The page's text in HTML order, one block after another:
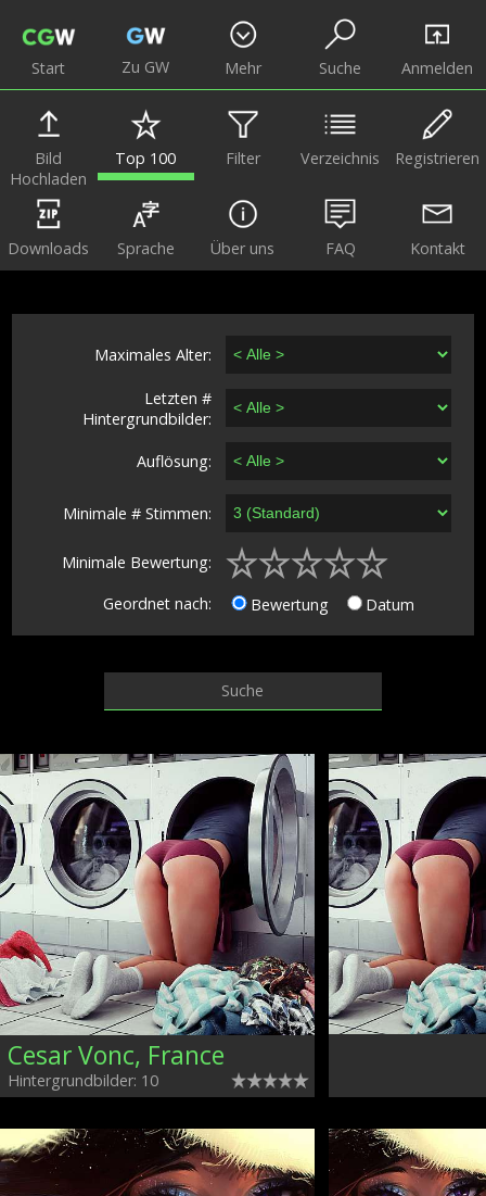
Start Zu GW Mehr
Bild
Hochladen
Top 100 Filter Verzeichnis Registrieren
Downloads Sprache Über uns FAQ Kontakt
Suche Anmelden
Maximales Alter:
Letzten #
Hintergrundbilder:
Auflösung:
Minimale # Stimmen:
Minimale Bewertung:
Geordnet nach:
Bewertung Datum
Cesar Vonc, France
Hintergrundbilder: 10